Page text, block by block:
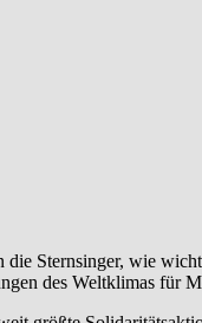
Sternsinger, wie
des Weltklimas für